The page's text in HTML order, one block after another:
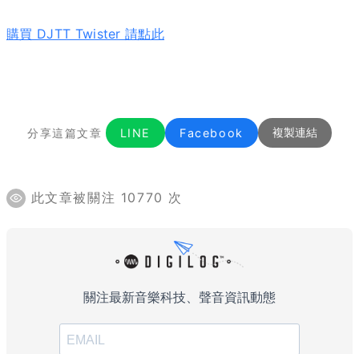
購買 DJTT Twister 請點此
分享這篇文章 LINE Facebook 複製連結
此文章被關注 10770 次